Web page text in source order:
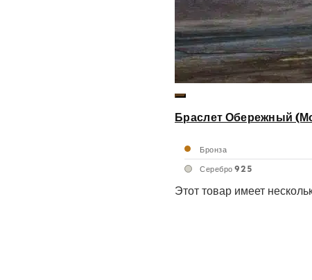
Браслет Обережный
Бронза
Серебро 925
Этот товар имеет